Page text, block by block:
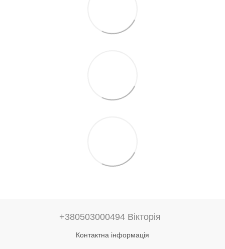
+380503000494 Вікторія
Контактна інформація